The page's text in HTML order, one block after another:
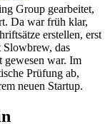
Group gearbeitet,
Da war früh klar,
erstellen, erst
Slowbrew, das
gewesen war. Im
Prüfung ab,
neuen Startup.